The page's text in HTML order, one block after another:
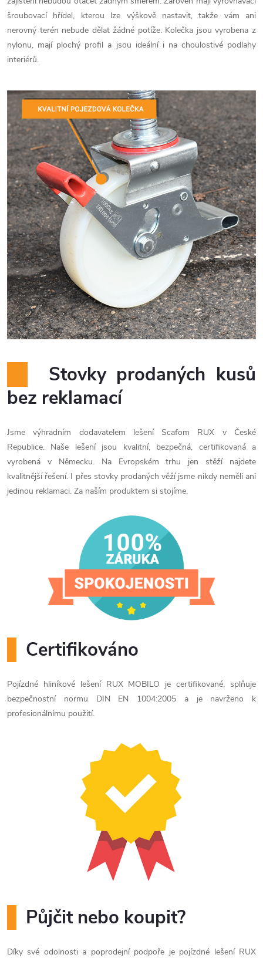
šroubovací hřídel, kterou lze výškově nastavit, takže vám ani
nerovný terén nebude dělat žádné potíže. Kolečka jsou vyrobena z
nylonu, mají plochý profil a jsou ideální i na choulostivé podlahy
interiérů.
Stovky prodaných kusů
bez reklamací
Jsme výhradním dodavatelem lešení Scafom RUX v České
Republice. Naše lešení jsou kvalitní, bezpečná, certifikovaná a
vyrobená v Německu. Na Evropském trhu jen stěží najdete
kvalitnější řešení. I přes stovky prodaných věží jsme nikdy neměli ani
jedinou reklamaci. Za naším produktem si stojíme.
Certifikováno
Pojízdné hliníkové lešení RUX MOBILO je certifikované, splňuje
bezpečnostní normu DIN EN 1004:2005 a je navrženo k
profesionálnímu použití.
Půjčit nebo koupit?
Díky své odolnosti a poprodejní podpoře je pojízdné lešení RUX